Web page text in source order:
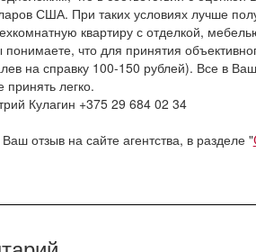
США. При таких условиях лучше
квартиру с отделкой,
что для принятия
на справку 100-150 рублей). Все в
легко.
Кулагин +375 29 684 02 34
отзыв на сайте агентства, в разделе "